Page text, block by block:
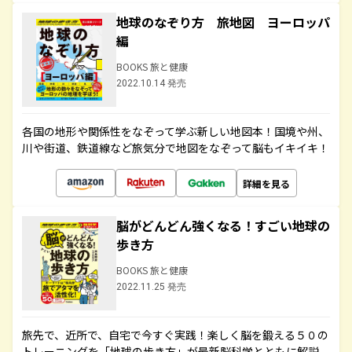
地球のなぞり方 旅地図 ヨーロッパ
編
BOOKS 旅と健康
2022.10.14 発売
各国の地形や関係性をなぞって学ぶ新しい地図本！国境や州、
川や街道、鉄道線など旅気分で地図をなぞって脳もイキイキ！
詳細を見る
脳がどんどん強くなる！すごい地球の
歩き方
BOOKS 旅と健康
2022.11.25 発売
旅先で、近所で、自宅で今すぐ実践！楽しく脳を鍛える５０の